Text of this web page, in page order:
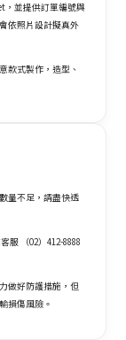
，並提供訂單編號與
依照片設計擬真外
款式製作，造型、
量不足，請盡快透
服 （02）412-8888
做好防護措施，但
損傷風險。